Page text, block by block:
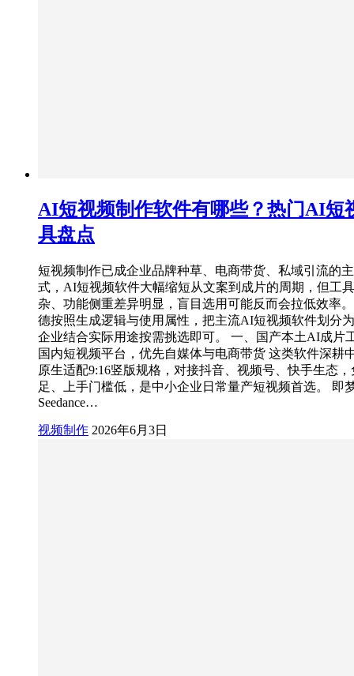
AI短视频制作软件有哪些？热门AI短
具盘点
短视频制作已成企业品牌种草、电商带货、私域引流的
式，AI短视频软件大幅缩短从文案到成片的周期，但工
杂、功能侧重差异明显，盲目选用可能反而会拉低效率
德按照生成逻辑与使用属性，把主流AI短视频软件划分
企业结合实际用途按需挑选即可。 一、国产本土AI成片
国内短视频平台，优先自媒体与电商带货 这类软件深耕
原生适配9:16竖版规格，对接抖音、视频号、快手生态
足、上手门槛低，是中小企业日常量产短视频首选。 即
Seedance…
视频制作 2026年6月3日